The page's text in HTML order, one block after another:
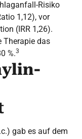
Risiko
1,12), vor
(IRR 1,26).
Therapie das
%.3
gab es auf dem